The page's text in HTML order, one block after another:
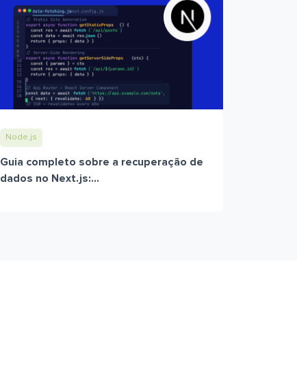
Node.js
Guia completo sobre a recuperação de
dados no Next.js:...